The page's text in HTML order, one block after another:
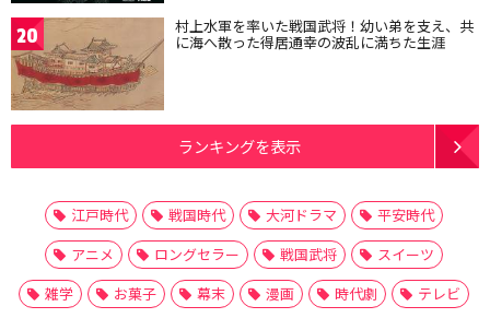
20 村上水軍を率いた戦国武将！幼い弟を支え、共
に海へ散った得居通幸の波乱に満ちた生涯
ランキングを表示
江戸時代 戦国時代 大河ドラマ
平安時代
アニメ
ロングセラー 戦国武将
スイーツ
雑学
お菓子 幕末 漫画 時代劇
テレビ